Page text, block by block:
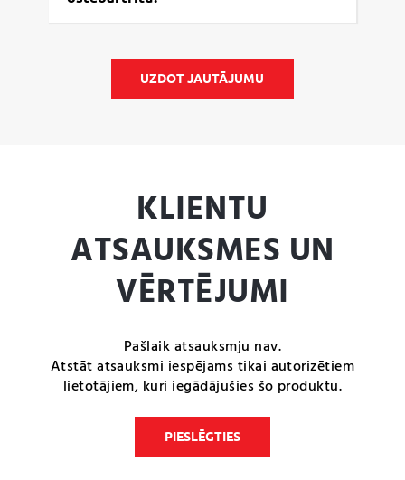
UZDOT JAUTĀJUMU
KLIENTU
ATSAUKSMES UN
VĒRTĒJUMI
Pašlaik atsauksmju nav.
Atstāt atsauksmi iespējams tikai autorizētiem
lietotājiem, kuri iegādājušies šo produktu.
PIESLĒGTIES